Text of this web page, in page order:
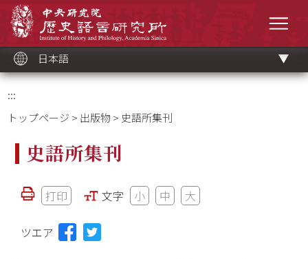
ッ
ク
日本語
:::
トップページ > 出版物 > 史語所集刊
史語所集刊
打印 文字 小 中 大
ツエア